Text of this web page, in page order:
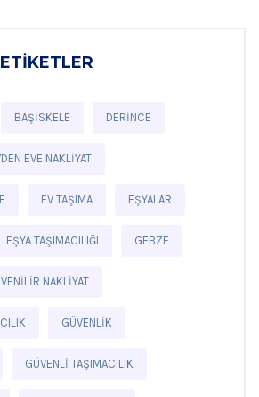
BAŞISKELE DERINCE
EVE NAKLIYAT
EV TAŞIMA EŞYALAR
EŞYA TAŞIMACILIĞI GEBZE
NAKLIYAT
GÜVENLIK
GÜVENLI TAŞIMACILIK